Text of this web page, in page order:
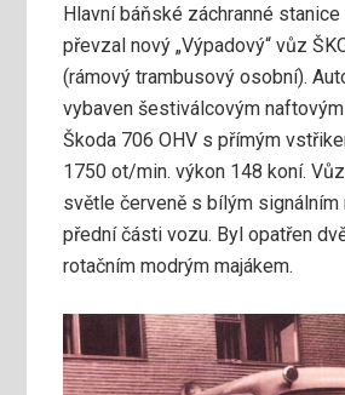
Hlavní báňské záchranné stanice
převzal nový „Výpadový“ vůz
(rámový trambusový osobní).
vybaven šestiválcovým
Škoda 706 OHV s přímým
1750 ot/min. výkon 148 koní.
světle červeně s bílým signálním
přední části vozu. Byl opatřen
rotačním modrým majákem.